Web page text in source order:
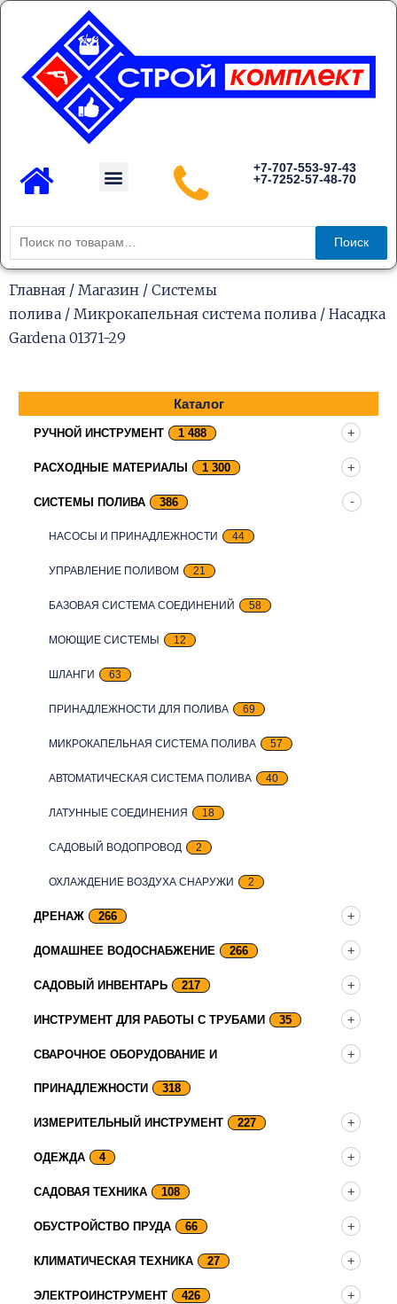
Перейти
содержимому
Menu
+7-707-553-97-43
+7-7252-57-48-70
Искать:
Поиск
Главная / Магазин / Системы
полива / Микрокапельная система полива / Насадка
Gardena 01371-29
Каталог
РУЧНОЙ ИНСТРУМЕНТ 1 488
РАСХОДНЫЕ МАТЕРИАЛЫ 1 300
СИСТЕМЫ ПОЛИВА 386
НАСОСЫ И ПРИНАДЛЕЖНОСТИ 44
УПРАВЛЕНИЕ ПОЛИВОМ 21
БАЗОВАЯ СИСТЕМА СОЕДИНЕНИЙ 58
МОЮЩИЕ СИСТЕМЫ 12
ШЛАНГИ 63
ПРИНАДЛЕЖНОСТИ ДЛЯ ПОЛИВА 69
МИКРОКАПЕЛЬНАЯ СИСТЕМА ПОЛИВА 57
АВТОМАТИЧЕСКАЯ СИСТЕМА ПОЛИВА 40
ЛАТУННЫЕ СОЕДИНЕНИЯ 18
САДОВЫЙ ВОДОПРОВОД 2
ОХЛАЖДЕНИЕ ВОЗДУХА СНАРУЖИ 2
ДРЕНАЖ 266
ДОМАШНЕЕ ВОДОСНАБЖЕНИЕ 266
САДОВЫЙ ИНВЕНТАРЬ 217
ИНСТРУМЕНТ ДЛЯ РАБОТЫ С ТРУБАМИ 35
СВАРОЧНОЕ ОБОРУДОВАНИЕ И
ПРИНАДЛЕЖНОСТИ 318
ИЗМЕРИТЕЛЬНЫЙ ИНСТРУМЕНТ 227
ОДЕЖДА 4
САДОВАЯ ТЕХНИКА 108
ОБУСТРОЙСТВО ПРУДА 66
КЛИМАТИЧЕСКАЯ ТЕХНИКА 27
ЭЛЕКТРОИНСТРУМЕНТ 426